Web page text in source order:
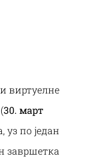
виртуелне
30. март
уз по један
завршетка